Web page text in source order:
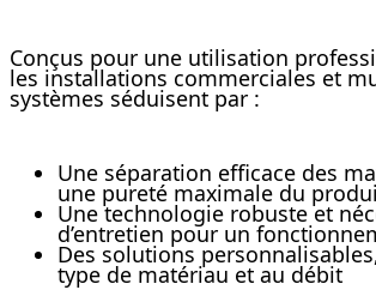
Conçus pour une utilisation
les installations commerciales et
systèmes séduisent par :
Une séparation efficace des
une pureté maximale du
Une technologie robuste et
d’entretien pour un
Des solutions
type de matériau et au débit